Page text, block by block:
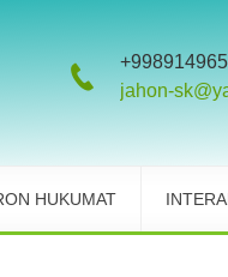
jahon-
HUKUMAT